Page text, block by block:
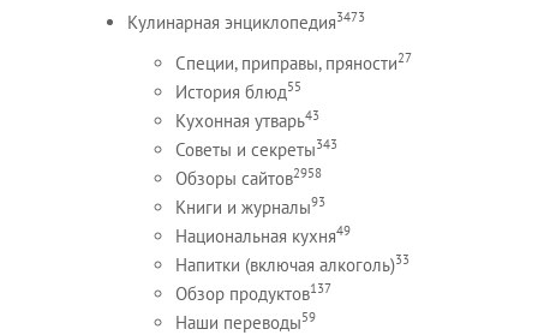
Кулинарная энциклопедия3473
Специи, приправы, пряности27
История блюд55
Кухонная утварь43
Советы и секреты343
Обзоры сайтов2958
Книги и журналы93
Национальная кухня49
Напитки (включая алкоголь)33
Обзор продуктов137
Наши переводы59